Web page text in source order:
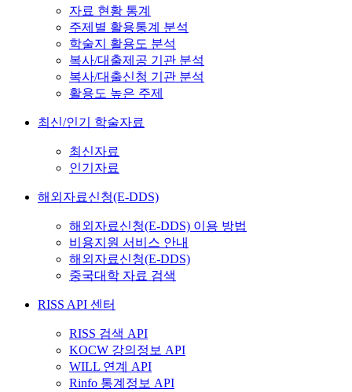
자료 현황 통계
주제별 활용통계 분석
학술지 활용도 분석
복사/대출제공 기관 분석
복사/대출신청 기관 분석
활용도 높은 주제
최신/인기 학술자료
최신자료
인기자료
해외자료신청(E-DDS)
해외자료신청(E-DDS) 이용 방법
비용지원 서비스 안내
해외자료신청(E-DDS)
중국대학 자료 검색
RISS API 센터
RISS 검색 API
KOCW 강의정보 API
WILL 연계 API
Rinfo 통계정보 API